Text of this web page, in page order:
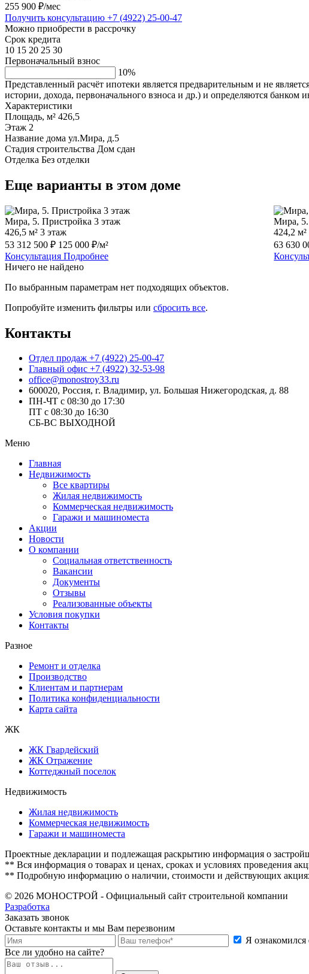
255 900 ₽/мес
Получить консультацию +7 (4922) 25-00-47
Можно приобрести в рассрочку
Срок кредита
10 15 20 25 30
Первоначальный взнос
10%
Представленный расчёт ипотеки является предварительным и не
истории, дохода, первоначального взноса и др.) и определяются банком
Характеристики
Площадь, м² 426,5
Этаж 2
Название дома ул.Мира, д.5
Стадия строительства Дом сдан
Отделка Без отделки
Еще варианты в этом доме
Мира, 5. Пристройка 3 этаж
426,5 м² 3 этаж
53 312 500 ₽ 125 000 ₽/м²
Консультация Подробнее
Мира, 5.
424,2 м²
63 630
Ничего не найдено
По выбранным параметрам нет подходящих объектов.
Попробуйте изменить фильтры или сбросить все.
Контакты
Отдел продаж +7 (4922) 25-00-47
Главный офис +7 (4922) 32-53-98
office@monostroy33.ru
600020, Россия, г. Владимир, ул. Большая Нижегородская, д. 88
ПН-ЧТ с 08:30 до 17:30
ПТ с 08:30 до 16:30
СБ-ВС ВЫХОДНОЙ
Меню
Главная
Недвижимость
Все квартиры
Жилая недвижимость
Коммерческая недвижимость
Гаражи и машиноместа
Акции
Новости
О компании
Социальная ответственность
Вакансии
Документы
Отзывы
Реализованные объекты
Условия покупки
Контакты
Разное
Ремонт и отделка
Производство
Клиентам и партнерам
Политика конфиденциальности
Карта сайта
ЖК
ЖК Гвардейский
ЖК Отражение
Коттеджный поселок
Недвижимость
Жилая недвижимость
Коммерческая недвижимость
Гаражи и машиноместа
Проектные декларации и подлежащая раскрытию информация о
** Вся информация о товарах и ценах, сроках и условиях проведения
** Подробную информацию о наличии, стоимости и действующих
© 2026 МОНОСТРОЙ - Официальный сайт строительной компании
Разработка
Заказать звонок
Оставьте контакты и мы Вам перезвоним
Я ознакомился
Все ли удобно на сайте?